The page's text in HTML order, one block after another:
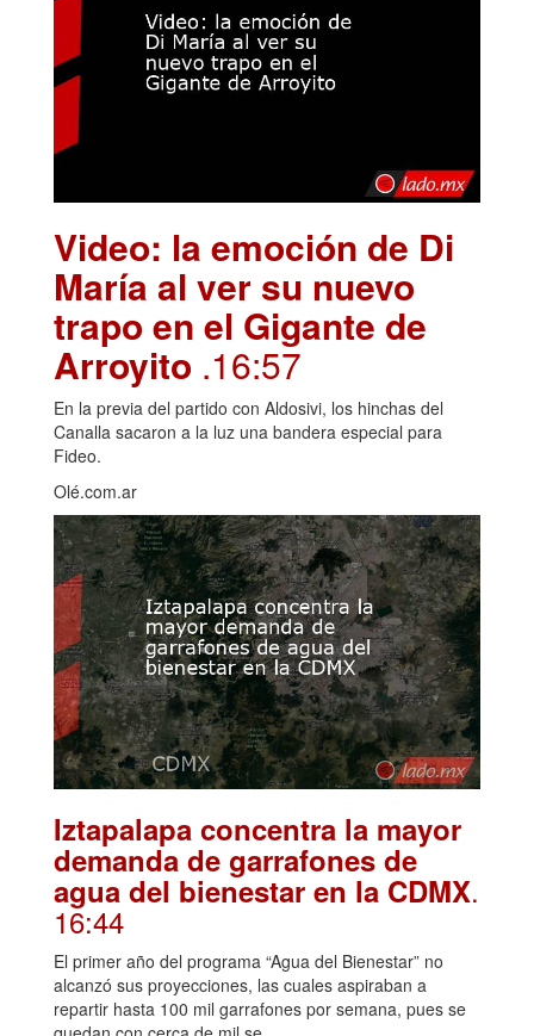
Video: la emoción de Di
María al ver su nuevo
trapo en el Gigante de
Arroyito .16:57
En la previa del partido con Aldosivi, los hinchas del
Canalla sacaron a la luz una bandera especial para
Fideo.
Olé.com.ar
Iztapalapa concentra la mayor
demanda de garrafones de
agua del bienestar en la CDMX.
16:44
El primer año del programa “Agua del Bienestar” no
alcanzó sus proyecciones, las cuales aspiraban a
repartir hasta 100 mil garrafones por semana, pues se